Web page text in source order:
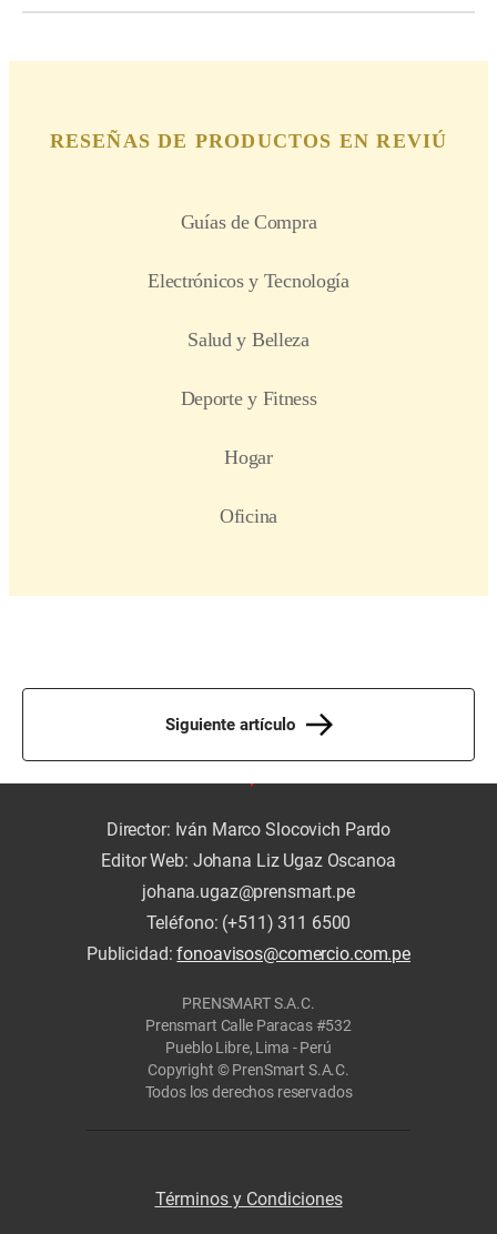
Siguiente artículo
Director: Iván Marco Slocovich Pardo
Editor Web: Johana Liz Ugaz Oscanoa
johana.ugaz@prensmart.pe
Teléfono: (+511) 311 6500
Publicidad:fonoavisos@comercio.com.pe
PRENSMART S.A.C.
Prensmart Calle Paracas #532
Pueblo Libre, Lima - Perú
Copyright © PrenSmart S.A.C.
Todos los derechos reservados
Términos y Condiciones